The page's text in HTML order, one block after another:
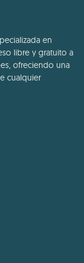
en
libre y gratuito a
ofreciendo una
cualquier